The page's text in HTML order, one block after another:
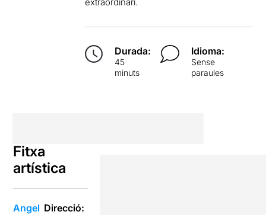
Durada:
45
minuts
Idioma:
Sense
paraules
Fitxa
artística
Angel Direcció: